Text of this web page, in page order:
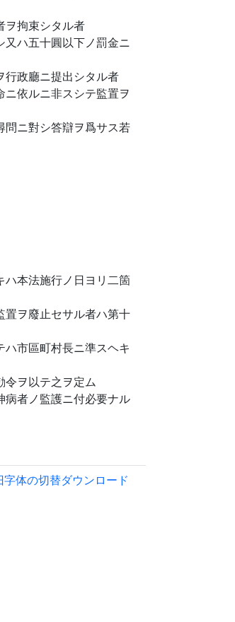
ヲ拘束シタル者
ハ五十圓以下ノ罰金ニ
行政廳ニ提出シタル者
依ルニ非スシテ監置ヲ
問ニ對シ答辯ヲ爲サス若
ハ本法施行ノ日ヨリ二箇
置ヲ廢止セサル者ハ第十
市區町村長ニ準スヘキ
令ヲ以テ之ヲ定ム
病者ノ監護ニ付必要ナル
字体の切替ダウンロード